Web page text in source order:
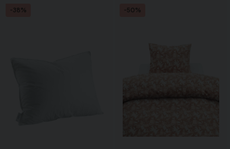
-38% -50%